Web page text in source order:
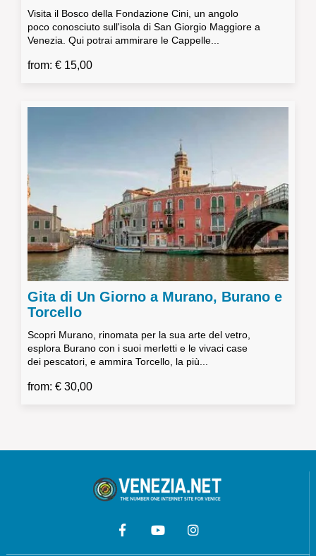
Visita il Bosco della Fondazione Cini, un angolo
poco conosciuto sull'isola di San Giorgio Maggiore a
Venezia. Qui potrai ammirare le Cappelle...
from: € 15,00
Gita di Un Giorno a Murano, Burano e
Torcello
Scopri Murano, rinomata per la sua arte del vetro,
esplora Burano con i suoi merletti e le vivaci case
dei pescatori, e ammira Torcello, la più...
from: € 30,00